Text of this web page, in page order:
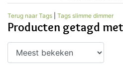
Terug naar Tags Tags slimme dimmer
Producten getagd